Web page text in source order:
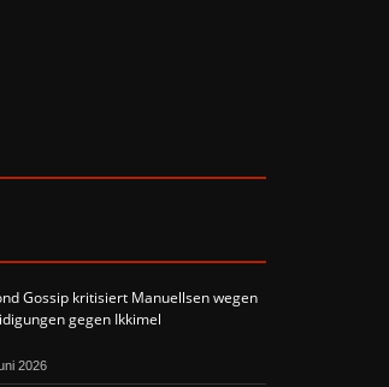
Gossip kritisiert Manuellsen wegen
gegen Ikkimel
2026